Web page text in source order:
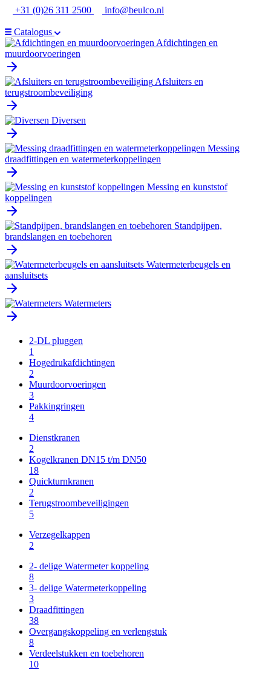
Ga
de
inhoud
+31 (0)26 311 2500 info@beulco.nl
Catalogus
Afdichtingen en
muurdoorvoeringen
Afsluiters en
terugstroombeveiliging
Diversen
Messing
draadfittingen en watermeterkoppelingen
Messing en kunststof
koppelingen
Standpijpen,
brandslangen en toebehoren
Watermeterbeugels en
aansluitsets
Watermeters
2-DL pluggen
1
Hogedrukafdichtingen
2
Muurdoorvoeringen
3
Pakkingringen
4
Dienstkranen
2
Kogelkranen DN15 t/m DN50
18
Quickturnkranen
2
Terugstroombeveiligingen
5
Verzegelkappen
2
2- delige Watermeter koppeling
8
3- delige Watermeterkoppeling
3
Draadfittingen
38
Overgangskoppeling en verlengstuk
8
Verdeelstukken en toebehoren
10